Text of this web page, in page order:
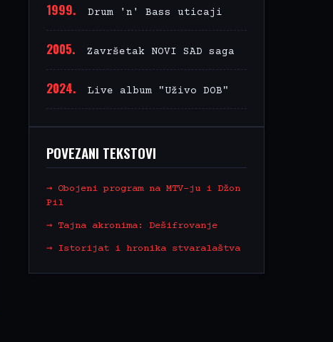
1999. Drum 'n' Bass uticaji
2005. Završetak NOVI SAD saga
2024. Live album "Uživo DOB"
POVEZANI TEKSTOVI
→ Obojeni program na MTV-ju i Džon
Pil
→ Tajna akronima: Dešifrovanje
→ Istorijat i hronika stvaralaštva